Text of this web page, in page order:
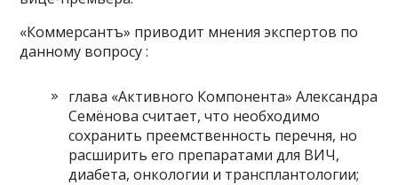
«Коммерсантъ» приводит мнения экспертов по
данному вопросу :
глава «Активного Компонента» Александра
Семёнова считает, что необходимо
сохранить преемственность перечня, но
расширить его препаратами для ВИЧ,
диабета, онкологии и трансплантологии;